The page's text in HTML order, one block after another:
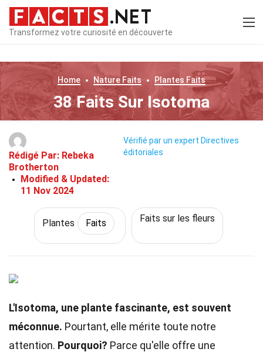
Transformez votre curiosité en découverte
Home Nature Faits Plantes Faits
38 Faits Sur Isotoma
Rédigé Par: Rebeka
Brotherton
Modified & Updated:
11 Nov 2024
Vérifié par un expert Directives
éditoriales
Plantes Faits Faits sur les fleurs
L'Isotoma, une plante fascinante, est souvent
méconnue. Pourtant, elle mérite toute notre
attention. Pourquoi? Parce qu'elle offre une